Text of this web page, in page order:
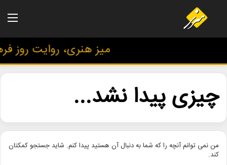
میز هنری، روایت روز
چیزی پیدا نشد...
من نمی توانم آنچه را که شما به دنبال آن هستید پیدا کنم. شاید جستجو کمکتان
کند.